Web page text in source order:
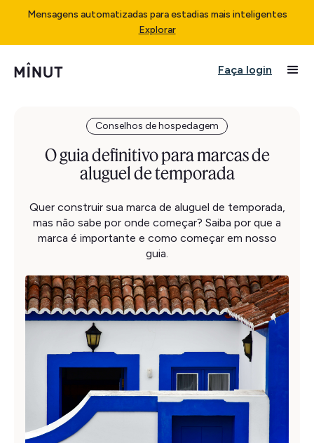
Mensagens automatizadas para estadias mais inteligentes
Explorar
Faça login
Conselhos de hospedagem
O guia definitivo para marcas de
aluguel de temporada
Quer construir sua marca de aluguel de temporada,
mas não sabe por onde começar? Saiba por que a
marca é importante e como começar em nosso
guia.